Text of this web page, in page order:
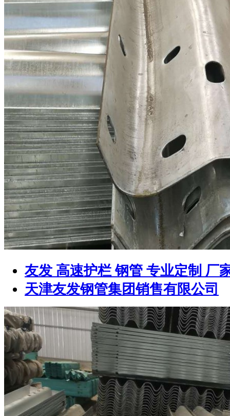
友发 高速护栏 钢管 专业定制 厂
天津友发钢管集团销售有限公司